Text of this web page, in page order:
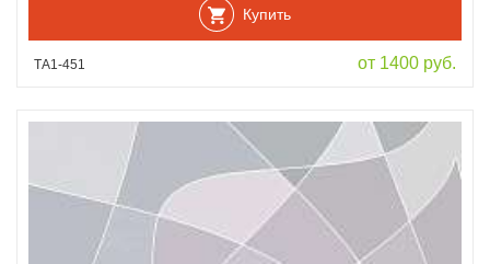
Купить
ТА1-451 от 1400 руб.